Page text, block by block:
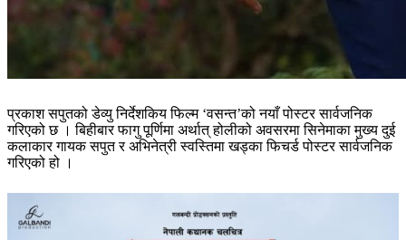
प्रकाश सपुतको डेव्यु निर्देशकिय फिल्म ‘वसन्त’को नयाँ पोस्टर सार्वजनिक
गरिएको छ । बिहीबार फागु पूर्णिमा अर्थात् होलीको अवसरमा सिनेमाका मुख्य दुई
कलाकार गायक सपुत र अभिनेत्री स्वस्तिमा खड्का फिचर्ड पोस्टर सार्वजनिक
गरिएको हो ।